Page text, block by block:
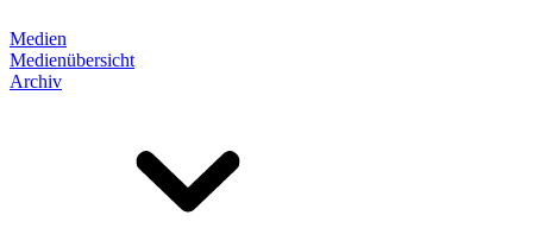
Medien
Medienübersicht
Archiv